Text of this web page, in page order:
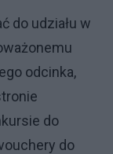
do udziału w
odcinka,
do
do